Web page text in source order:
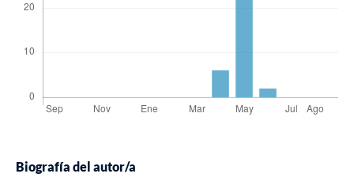
Biografía del autor/a